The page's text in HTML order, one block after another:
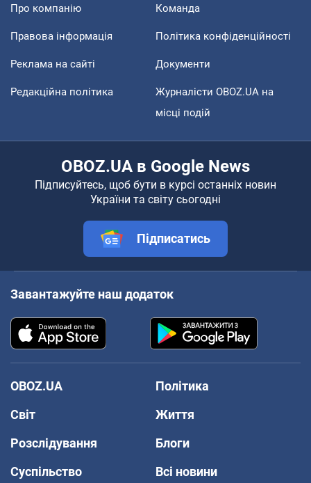
Про компанію Команда
Правова інформація Політика конфіденційності
Реклама на сайті Документи
Редакційна політика
Журналісти OBOZ.UA на
місці подій
OBOZ.UA в Google News
Підписуйтесь, щоб бути в курсі останніх новин
України та світу сьогодні
Підписатись
Завантажуйте наш додаток
OBOZ.UA
Політика
Світ
Життя
Розслідування
Блоги
Суспільство
Всі новини